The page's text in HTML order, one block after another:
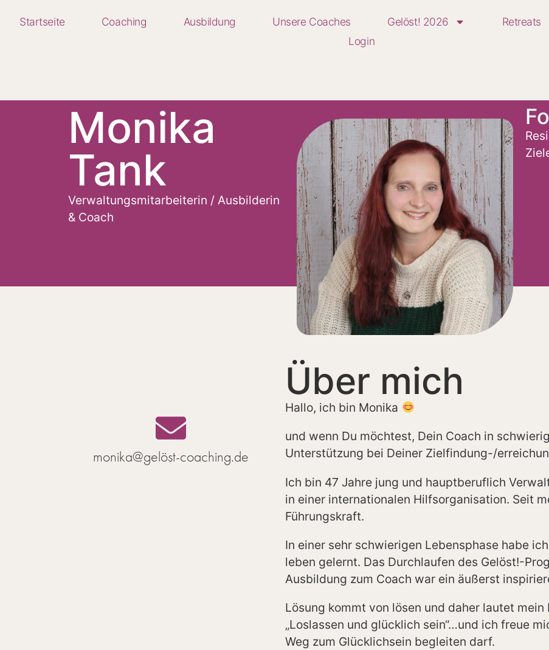
Startseite Coaching Ausbildung Unsere Coaches Gelöst! 2026 Retreats
Login
Monika
Tank
Verwaltungsmitarbeiterin / Ausbilderin
& Coach
monika@gelöst-coaching.de
Über mich
Hallo, ich bin Monika
und wenn Du möchtest, Dein Coach in
Unterstützung bei Deiner Zielfindung-/
Ich bin 47 Jahre jung und hauptberuflich
in einer internationalen Hilfsorganisation. Seit
Führungskraft.
In einer sehr schwierigen Lebensphase habe
leben gelernt. Das Durchlaufen des Gelöst!-
Ausbildung zum Coach war ein äußerst
Lösung kommt von lösen und daher lautet
„Loslassen und glücklich sein“…und ich freue
Weg zum Glücklichsein begleiten darf.